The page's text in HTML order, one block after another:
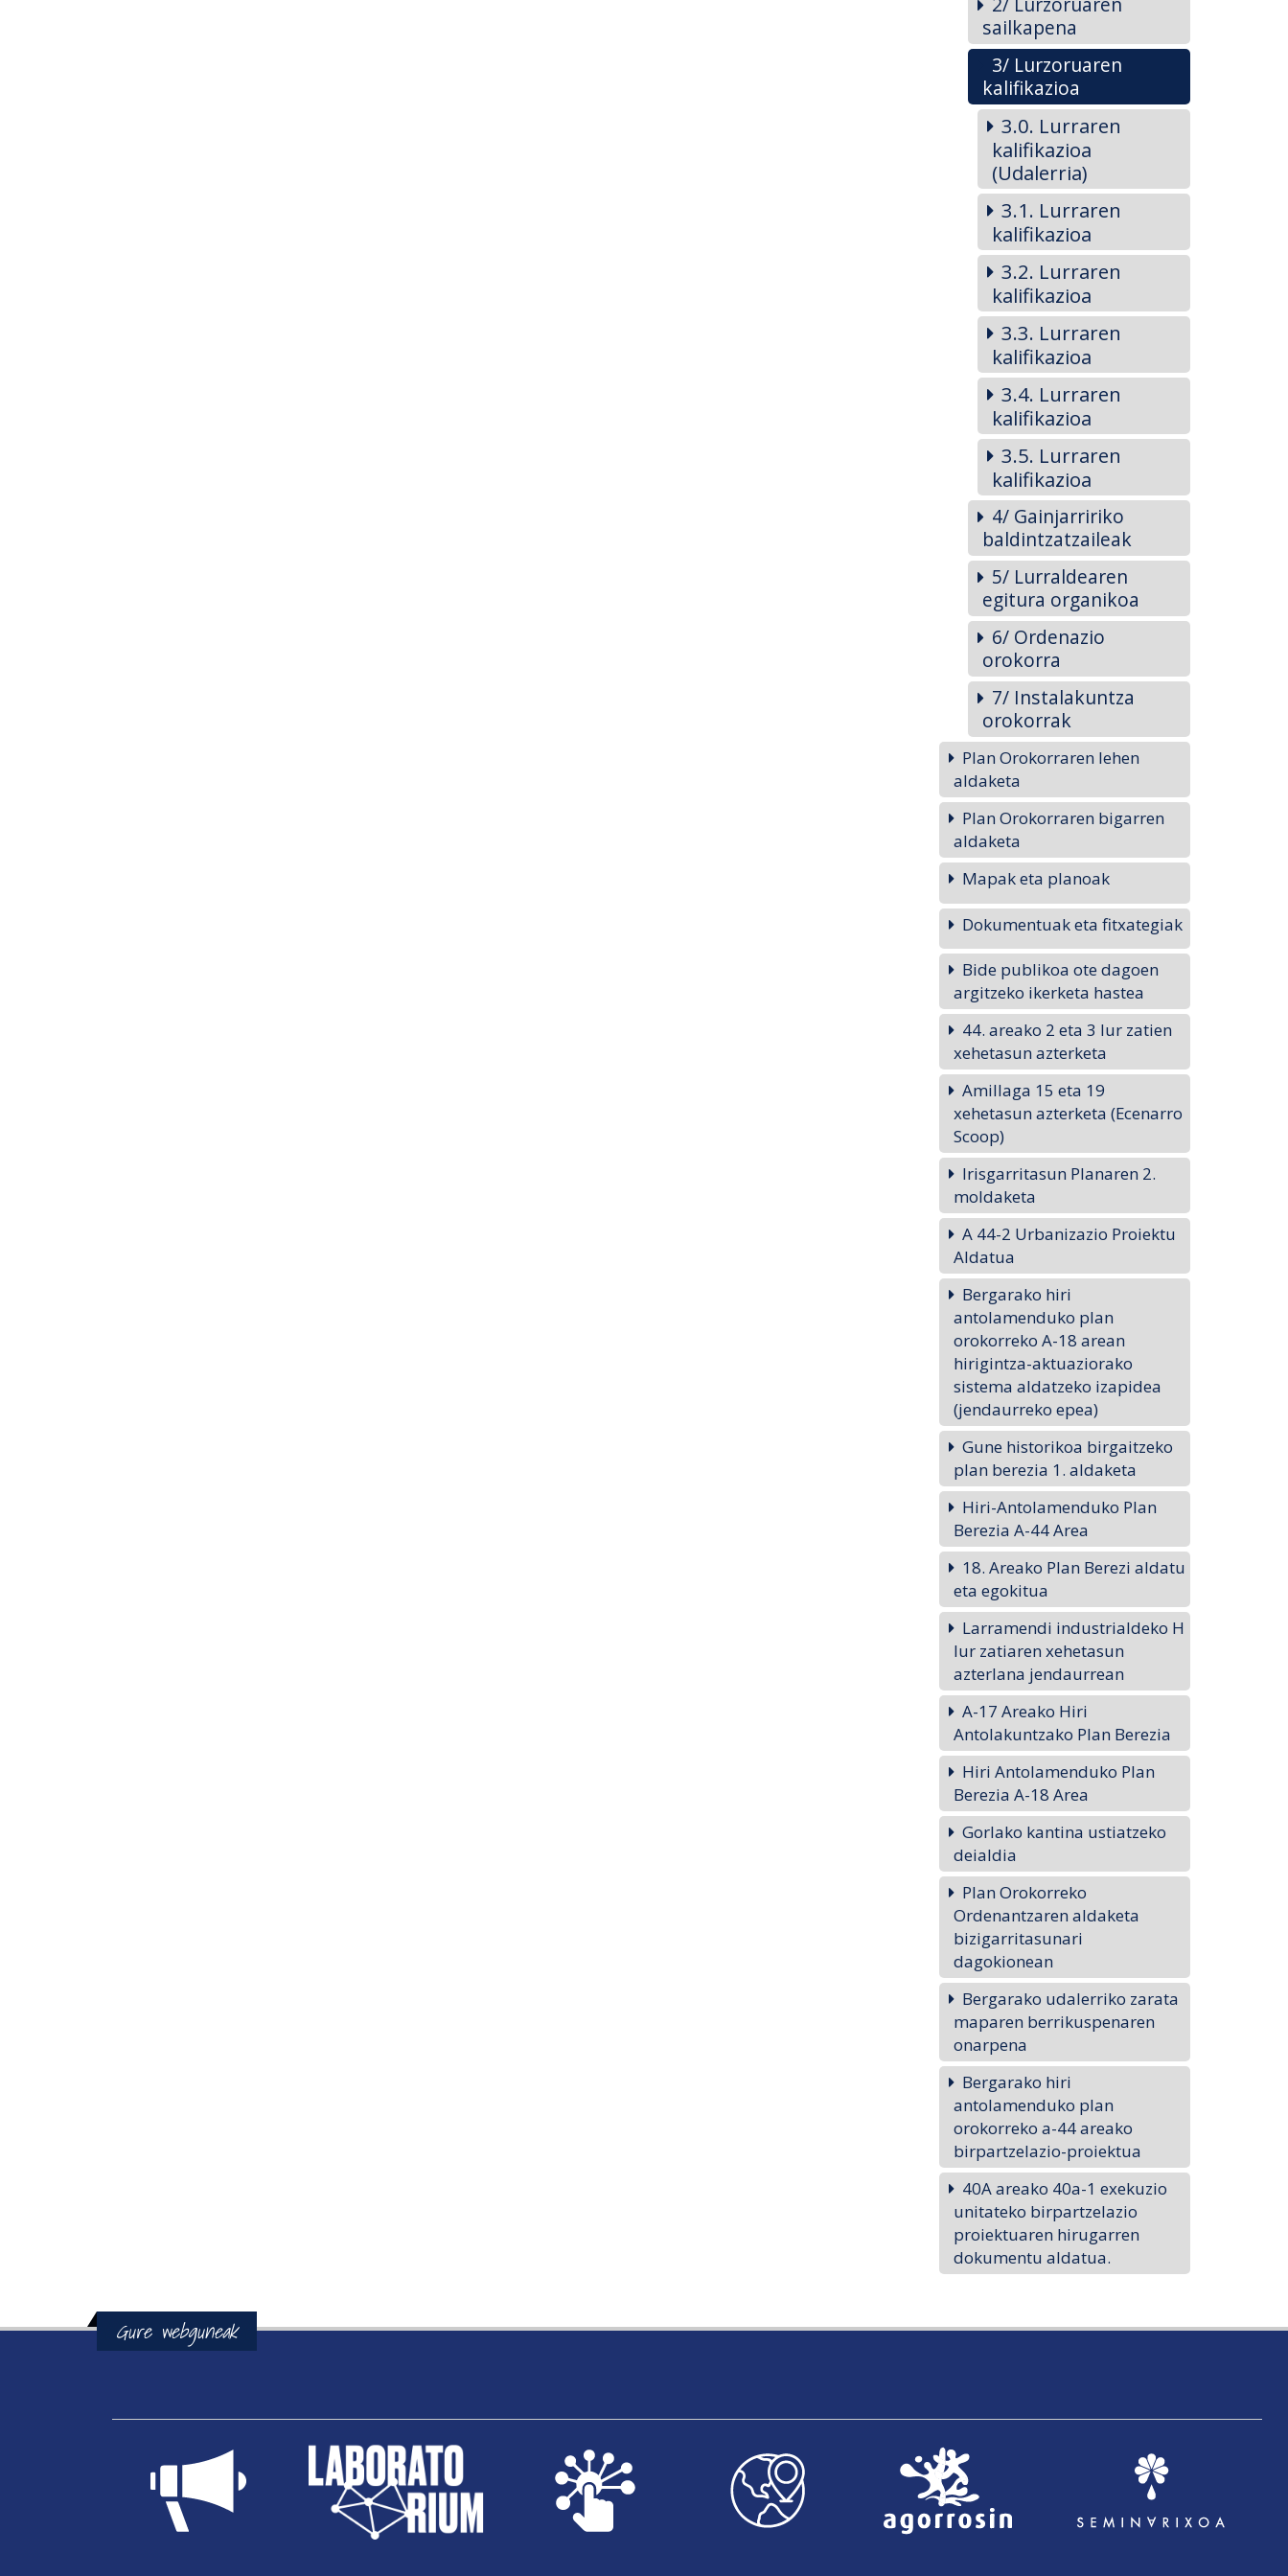
sailkapena
3/ Lurzoruaren
kalifikazioa
3.0. Lurraren
kalifikazioa
(Udalerria)
3.1. Lurraren
kalifikazioa
3.2. Lurraren
kalifikazioa
3.3. Lurraren
kalifikazioa
3.4. Lurraren
kalifikazioa
3.5. Lurraren
kalifikazioa
4/ Gainjarririko
baldintzatzaileak
5/ Lurraldearen
egitura organikoa
6/ Ordenazio
orokorra
7/ Instalakuntza
orokorrak
Plan Orokorraren lehen
aldaketa
Plan Orokorraren bigarren
aldaketa
Mapak eta planoak
Dokumentuak eta fitxategiak
Bide publikoa ote dagoen
argitzeko ikerketa hastea
44. areako 2 eta 3 lur zatien
xehetasun azterketa
Amillaga 15 eta 19
xehetasun azterketa (Ecenarro
Scoop)
Irisgarritasun Planaren 2.
moldaketa
A 44-2 Urbanizazio Proiektu
Aldatua
Bergarako hiri
antolamenduko plan
orokorreko A-18 arean
hirigintza-aktuaziorako
sistema aldatzeko izapidea
(jendaurreko epea)
Gune historikoa birgaitzeko
plan berezia 1. aldaketa
Hiri-Antolamenduko Plan
Berezia A-44 Area
18. Areako Plan Berezi aldatu
eta egokitua
Larramendi industrialdeko H
lur zatiaren xehetasun
azterlana jendaurrean
A-17 Areako Hiri
Antolakuntzako Plan Berezia
Hiri Antolamenduko Plan
Berezia A-18 Area
Gorlako kantina ustiatzeko
deialdia
Plan Orokorreko
Ordenantzaren aldaketa
bizigarritasunari
dagokionean
Bergarako udalerriko zarata
maparen berrikuspenaren
onarpena
Bergarako hiri
antolamenduko plan
orokorreko a-44 areako
birpartzelazio-proiektua
40A areako 40a-1 exekuzio
unitateko birpartzelazio
proiektuaren hirugarren
dokumentu aldatua.
Gure webguneak